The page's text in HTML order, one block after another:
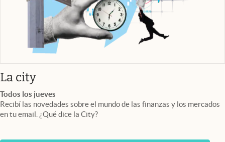
La cityabre en nueva pestaña
Todos los jueves
Recibí las novedades sobre el mundo de las finanzas y los mercados
en tu email. ¿Qué dice la City?